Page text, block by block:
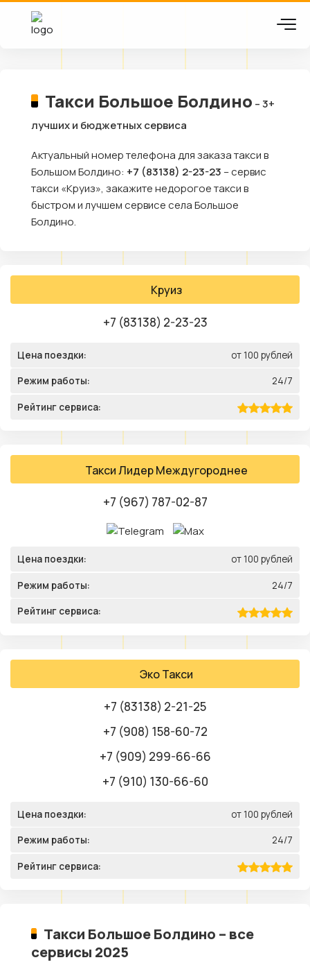
Такси Большое Болдино – 3+
лучших и бюджетных сервиса
Актуальный номер телефона для заказа такси в
Большом Болдино: +7 (83138) 2-23-23 – сервис
такси «Круиз», закажите недорогое такси в
быстром и лучшем сервисе села Большое
Болдино.
Круиз
+7 (83138) 2-23-23
Цена поездки: от 100 рублей
Режим работы: 24/7
Рейтинг сервиса:
Такси Лидер Междугороднее
+7 (967) 787-02-87
Цена поездки: от 100 рублей
Режим работы: 24/7
Рейтинг сервиса:
Эко Такси
+7 (83138) 2-21-25
+7 (908) 158-60-72
+7 (909) 299-66-66
+7 (910) 130-66-60
Цена поездки: от 100 рублей
Режим работы: 24/7
Рейтинг сервиса:
Такси Большое Болдино – все
сервисы 2025